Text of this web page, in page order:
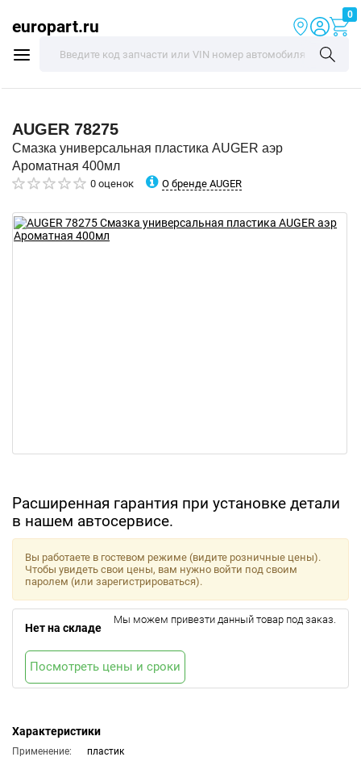
europart.ru
0
AUGER 78275
Смазка универсальная пластика AUGER аэр
Ароматная 400мл
0 оценок О бренде AUGER
Расширенная гарантия при установке детали
в нашем автосервисе.
Характеристики
Применение:
пластик
Вы работаете в гостевом режиме (видите розничные цены).
Чтобы увидеть свои цены, вам нужно войти под своим
паролем (или зарегистрироваться).
Нет на складе
Мы можем привезти данный товар под заказ.
Посмотреть цены и сроки